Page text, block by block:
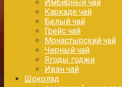
Имбирный чай
Каркаде чай
Белый чай
Грейс чай
Монастырский чай
Черный чай
Ягоды годжи
Иван чай
Шоколад